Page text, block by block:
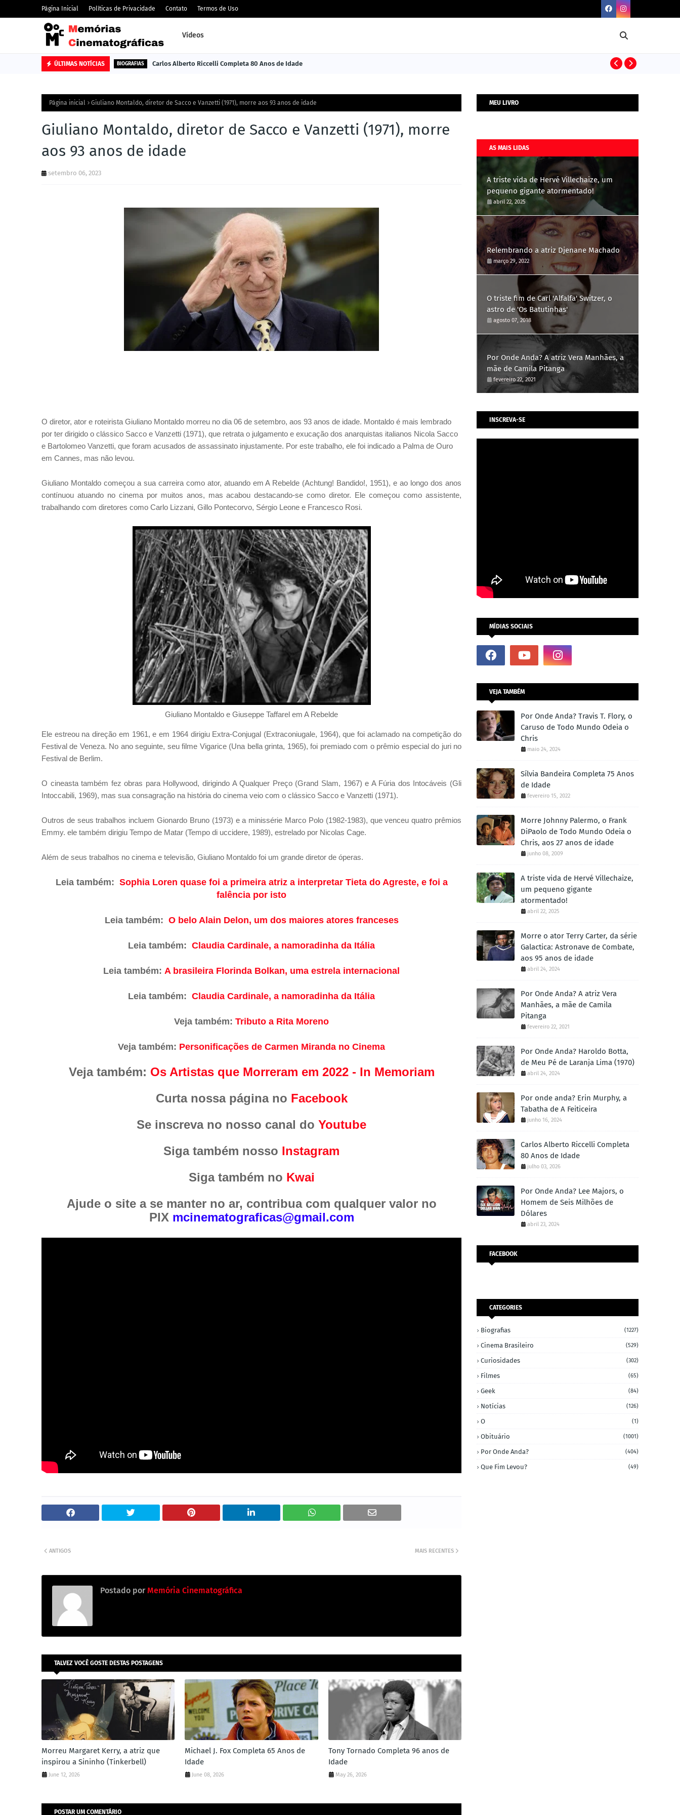
Página Inicial Políticas de Privacidade Contato Termos de Uso
Vídeos
ÚLTIMAS NOTÍCIAS BIOGRAFIAS Carlos Alberto Riccelli Completa 80 Anos de Idade
Página inicial Giuliano Montaldo, diretor de Sacco e Vanzetti (1971), morre aos 93 anos de idade
Giuliano Montaldo, diretor de Sacco e Vanzetti (1971), morre
aos 93 anos de idade
setembro 06, 2023
O diretor, ator e roteirista Giuliano Montaldo morreu no dia 06 de setembro, aos 93 anos de idade. Montaldo é mais lembrado
por ter dirigido o clássico Sacco e Vanzetti (1971), que retrata o julgamento e exucação dos anarquistas italianos Nicola Sacco
e Bartolomeo Vanzetti, que foram acusados de assassinato injustamente. Por este trabalho, ele foi indicado a Palma de Ouro
em Cannes, mas não levou.
Giuliano Montaldo começou a sua carreira como ator, atuando em A Rebelde (Achtung! Bandido!, 1951), e ao longo dos anos
contínuou atuando no cinema por muitos anos, mas acabou destacando-se como diretor. Ele começou como assistente,
trabalhando com diretores como Carlo Lizzani, Gillo Pontecorvo, Sérgio Leone e Francesco Rosi.
Giuliano Montaldo e Giuseppe Taffarel em A Rebelde
Ele estreou na direção em 1961, e em 1964 dirigiu Extra-Conjugal (Extraconiugale, 1964), que foi aclamado na competição do
Festival de Veneza. No ano seguinte, seu filme Vigarice (Una bella grinta, 1965), foi premiado com o prêmio especial do juri no
Festival de Berlim.
O cineasta também fez obras para Hollywood, dirigindo A Qualquer Preço (Grand Slam, 1967) e A Fúria dos Intocáveis (Gli
Intoccabili, 1969), mas sua consagração na história do cinema veio com o clássico Sacco e Vanzetti (1971).
Outros de seus trabalhos incluem Gionardo Bruno (1973) e a minissérie Marco Polo (1982-1983), que venceu quatro prêmios
Emmy. ele também dirigiu Tempo de Matar (Tempo di uccidere, 1989), estrelado por Nicolas Cage.
Além de seus trabalhos no cinema e televisão, Giuliano Montaldo foi um grande diretor de óperas.
Leia também: Sophia Loren quase foi a primeira atriz a interpretar Tieta do Agreste, e foi a
falência por isto
Leia também: O belo Alain Delon, um dos maiores atores franceses
Leia também: Claudia Cardinale, a namoradinha da Itália
Leia também: A brasileira Florinda Bolkan, uma estrela internacional
Leia também: Claudia Cardinale, a namoradinha da Itália
Veja também: Tributo a Rita Moreno
Veja também: Personificações de Carmen Miranda no Cinema
Veja também: Os Artistas que Morreram em 2022 - In Memoriam
Curta nossa página no Facebook
Se inscreva no nosso canal do Youtube
Siga também nosso Instagram
Siga também no Kwai
Ajude o site a se manter no ar, contribua com qualquer valor no
PIX mcinematograficas@gmail.com
MAIS RECENTES
ANTIGOS
Postado por Memória Cinematográfica
TALVEZ VOCÊ GOSTE DESTAS POSTAGENS
Morreu Margaret Kerry, a atriz que
inspirou a Sininho (Tinkerbell)
June 12, 2026
Michael J. Fox Completa 65 Anos de
Idade
June 08, 2026
Tony Tornado Completa 96 anos de
Idade
May 26, 2026
POSTAR UM COMENTÁRIO
MEU LIVRO
AS MAIS LIDAS
A triste vida de Hervé Villechaize, um
pequeno gigante atormentado!
abril 22, 2025
Relembrando a atriz Djenane Machado
março 29, 2022
O triste fim de Carl 'Alfalfa' Switzer, o
astro de 'Os Batutinhas'
agosto 07, 2018
Por Onde Anda? A atriz Vera Manhães, a
mãe de Camila Pitanga
fevereiro 22, 2021
INSCREVA-SE
MÍDIAS SOCIAIS
VEJA TAMBÉM
Por Onde Anda? Travis T. Flory, o
Caruso de Todo Mundo Odeia o
Chris
maio 24, 2024
Sílvia Bandeira Completa 75 Anos
de Idade
fevereiro 15, 2022
Morre Johnny Palermo, o Frank
DiPaolo de Todo Mundo Odeia o
Chris, aos 27 anos de idade
junho 08, 2009
A triste vida de Hervé Villechaize,
um pequeno gigante
atormentado!
abril 22, 2025
Morre o ator Terry Carter, da série
Galactica: Astronave de Combate,
aos 95 anos de idade
abril 24, 2024
Por Onde Anda? A atriz Vera
Manhães, a mãe de Camila
Pitanga
fevereiro 22, 2021
Por Onde Anda? Haroldo Botta,
de Meu Pé de Laranja Lima (1970)
abril 24, 2024
Por onde anda? Erin Murphy, a
Tabatha de A Feiticeira
junho 16, 2024
Carlos Alberto Riccelli Completa
80 Anos de Idade
julho 03, 2026
Por Onde Anda? Lee Majors, o
Homem de Seis Milhões de
Dólares
abril 23, 2024
FACEBOOK
CATEGORIES
Biografias (1227)
Cinema Brasileiro (529)
Curiosidades (302)
Filmes (65)
Geek (84)
Notícias (126)
O (1)
Obituário (1001)
Por Onde Anda? (404)
Que Fim Levou? (49)